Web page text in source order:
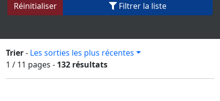
Réinitialiser Filtrer la liste
Trier- Les sorties les plus récentes
1 / 11 pages - 132 résultats